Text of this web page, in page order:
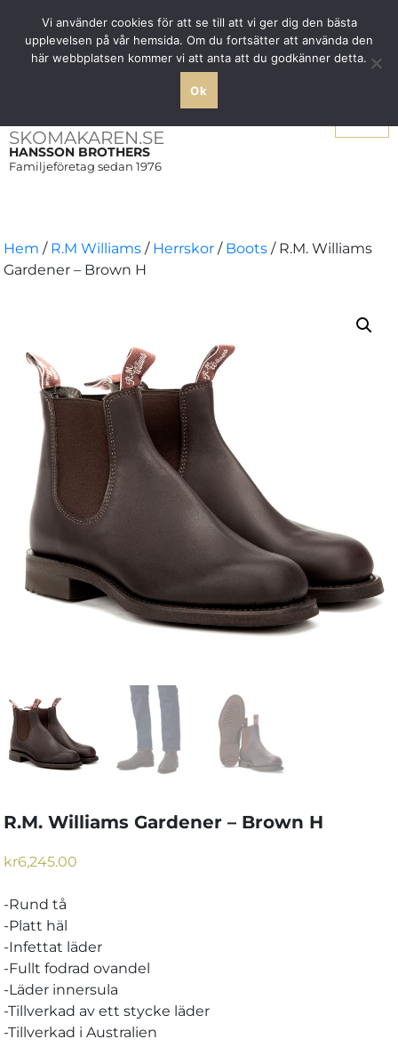
Fri frakt över 1000 SEK inom Sverige
SKOMAKAREN.SE
HANSSON BROTHERS
Familjeföretag sedan 1976
Hem / R.M Williams / Herrskor / Boots / R.M. Williams
Gardener – Brown H
R.M. Williams Gardener – Brown H
kr6,245.00
-Rund tå
-Platt häl
-Infettat läder
-Fullt fodrad ovandel
-Läder innersula
-Tillverkad av ett stycke läder
-Tillverkad i Australien
Vi använder cookies för att se till att vi ger dig den bästa
upplevelsen på vår hemsida. Om du fortsätter att använda den
här webbplatsen kommer vi att anta att du godkänner detta.
Ok